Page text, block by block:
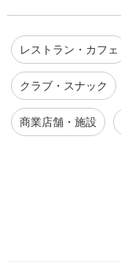
レストラン・カフェ
クラブ・スナック
商業店舗・施設